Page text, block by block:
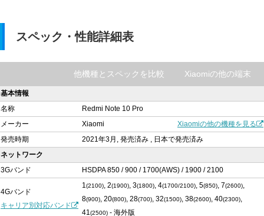
スペック・性能詳細表
Xiaomiの他の端末
他機種とスペックを比較
基本情報
名称
Redmi Note 10 Pro
メーカー
Xiaomi
Xiaomiの他の機種を見る
発売時期
2021年3月, 発売済み , 日本で発売済み
ネットワーク
3Gバンド
HSDPA 850 / 900 / 1700(AWS) / 1900 / 2100
4Gバンド
キャリア別対応バンド
1(2100), 2(1900), 3(1800), 4(1700/2100), 5(850), 7(2600),
8(900), 20(800), 28(700), 32(1500), 38(2600), 40(2300),
41(2500) - 海外版